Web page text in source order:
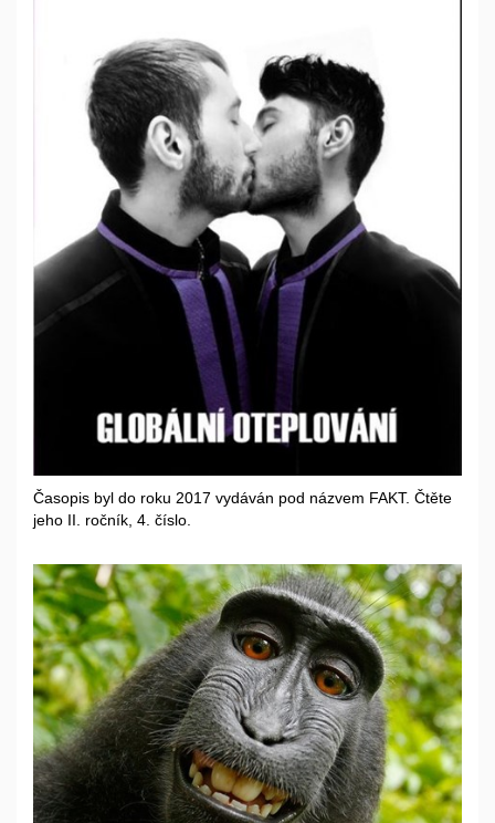
Časopis byl do roku 2017 vydáván pod názvem FAKT. Čtěte
jeho II. ročník, 4. číslo.